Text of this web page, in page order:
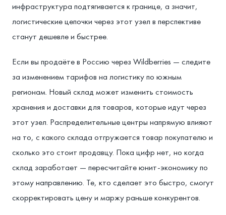
инфраструктура подтягивается к границе, а значит,
логистические цепочки через этот узел в перспективе
станут дешевле и быстрее.
Если вы продаёте в Россию через Wildberries — следите
за изменением тарифов на логистику по южным
регионам. Новый склад может изменить стоимость
хранения и доставки для товаров, которые идут через
этот узел. Распределительные центры напрямую влияют
на то, с какого склада отгружается товар покупателю и
сколько это стоит продавцу. Пока цифр нет, но когда
склад заработает — пересчитайте юнит-экономику по
этому направлению. Те, кто сделает это быстро, смогут
скорректировать цену и маржу раньше конкурентов.